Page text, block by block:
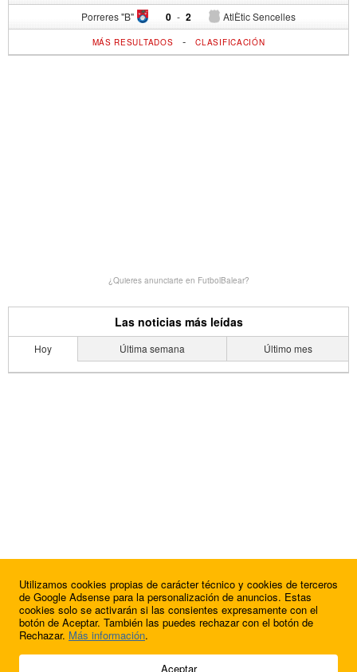
Porreres "B" 0 - AtlÈtic Sencelles
2
MÁS RESULTADOS -CLASIFICACIÓN
¿Quieres anunciarte en FutbolBalear?
Las noticias más leídas
Hoy Última semana Último mes
© 2009 - 2026 Soluciones Corporativas IP, SL.
Utilizamos cookies propias de carácter técnico y cookies de terceros
de Google Adsense para la personalización de anuncios. Estas
cookies solo se activarán si las consientes expresamente con el
botón de Aceptar. También las puedes rechazar con el botón de
Rechazar. Más información.
Aceptar